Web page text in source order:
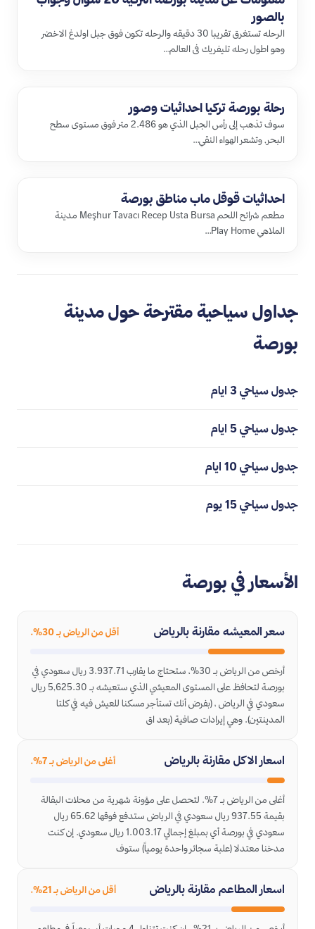
بالصور
الرحله تستغرق تقريبا 30 دقيقه والرحله تكون فوق جبل اولدغ الاخضر
وهو اطول رحله تليفريك فى العالم…
رحلة بورصة تركيا احداثيات وصور
سوف تذهب إلى رأس الجبل الذي هو 2.486 متر فوق مستوى سطح
البحر, وتشعر الهواء النقي…
احداثيات قوقل ماب مناطق بورصة
مطعم شرائح اللحم Meşhur Tavacı Recep Usta Bursa مدينة
الملاهي Play Home…
جداول سياحية مقترحة حول مدينة
بورصة
جدول سياحي 3 ايام
جدول سياحي 5 ايام
جدول سياحي 10 ايام
جدول سياحي 15 يوم
الأسعار في بورصة
سعر المعيشه مقارنة بالرياض أقل من الرياض بـ 30%.
أرخص من الرياض بـ 30%، ستحتاج ما يقارب 3.937.71 ريال سعودي في
بورصة لتحافظ على المستوى المعيشي الذي ستعيشه بـ 5,625.30 ريال
سعودي في الرياض ، (بفرض أنك تستأجر مسكنا للعيش فيه في كلتا
المدينتين). وهي إيرادات صافية (بعد اق
اسعار الاكل مقارنة بالرياض أغلى من الرياض بـ 7%.
أغلى من الرياض بـ 7%. لتحصل على مؤونة شهرية من محلات البقالة
بقيمة 937.55 ريال سعودي في الرياض ستدفع فوقها 65.62 ريال
سعودي في بورصة أي بمبلغ إجمالي 1.003.17 ريال سعودي. إن كنت
مدخنا معتدلا (علبة سجائر واحدة يومياً) ستوف
اسعار المطاعم مقارنة بالرياض أقل من الرياض بـ 21%.